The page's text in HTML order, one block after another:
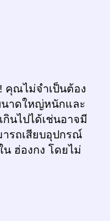
คุณไม่จำเป็นต้อง
นาดใหญ่หนักและ
นไปได้เช่นอาจมี
รถเสียบอุปกรณ์
ฮ่องกง โดยไม่